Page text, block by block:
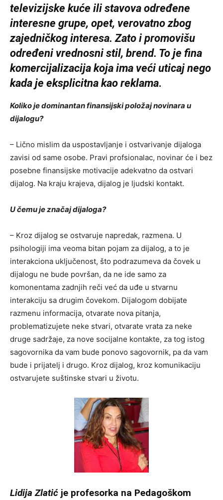
televizijske kuće ili stavova određene
interesne grupe, opet, verovatno zbog
zajedničkog interesa. Zato i promovišu
određeni vrednosni stil, brend. To je fina
komercijalizacija koja ima veći uticaj nego
kada je eksplicitna kao reklama.
Koliko je dominantan finansijski položaj novinara u
dijalogu?
– Lično mislim da uspostavljanje i ostvarivanje dijaloga
zavisi od same osobe. Pravi profsionalac, novinar će i bez
posebne finansijske motivacije adekvatno da ostvari
dijalog. Na kraju krajeva, dijalog je ljudski kontakt.
U čemu je značaj dijaloga?
– Kroz dijalog se ostvaruje napredak, razmena. U
psihologiji ima veoma bitan pojam za dijalog, a to je
interakciona uključenost, što podrazumeva da čovek u
dijalogu ne bude površan, da ne ide samo za
komonentama zadnjih reči već da uđe u stvarnu
interakciju sa drugim čovekom. Dijalogom dobijate
razmenu informacija, otvarate nova pitanja,
problematizujete neke stvari, otvarate vrata za neke
druge sadržaje, za nove socijalne kontakte, za tog istog
sagovornika da vam bude ponovo sagovornik, pa da vam
bude i prijatelj i drugo. Kroz dijalog, kroz komunikaciju
ostvarujete suštinske stvari u životu.
Lidija Zlatić je profesorka na Pedagoškom